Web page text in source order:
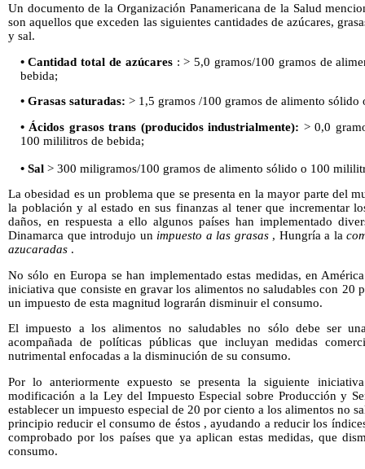
Un documento de la Organización Panamericana de la Salud
son aquellos que exceden las siguientes cantidades de azúcares,
y sal.
• Cantidad total de azúcares: > 5,0 gramos/100 gramos de
bebida;
• Grasas saturadas: > 1,5 gramos /100 gramos de alimento
• Ácidos grasos trans (producidos industrialmente): > 0,0
100 mililitros de bebida;
• Sal > 300 miligramos/100 gramos de alimento sólido o 100
La obesidad es un problema que se presenta en la mayor parte del
la población y al estado en sus finanzas al tener que incrementar
daños, en respuesta a ello algunos países han implementado
Dinamarca que introdujo un impuesto a las grasas, Hungría a la
azucaradas .
No sólo en Europa se han implementado estas medidas, en
iniciativa que consiste en gravar los alimentos no saludables con 20
un impuesto de esta magnitud lograrán disminuir el consumo.
El impuesto a los alimentos no saludables no sólo debe ser
acompañada de políticas públicas que incluyan medidas
nutrimental enfocadas a la disminución de su consumo.
Por lo anteriormente expuesto se presenta la siguiente
modificación a la Ley del Impuesto Especial sobre Producción y
establecer un impuesto especial de 20 por ciento a los alimentos no
principio reducir el consumo de éstos , ayudando a reducir los
comprobado por los países que ya aplican estas medidas, que
consumo.